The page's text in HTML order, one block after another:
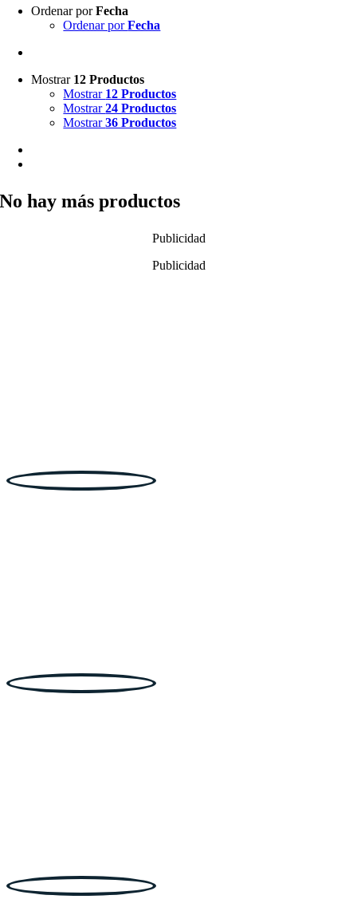
Ordenar porFecha
Ordenar porFecha
Mostrar 12 Productos
Mostrar 12 Productos
Mostrar24 Productos
Mostrar36 Productos
No hay más productos
Publicidad
Publicidad